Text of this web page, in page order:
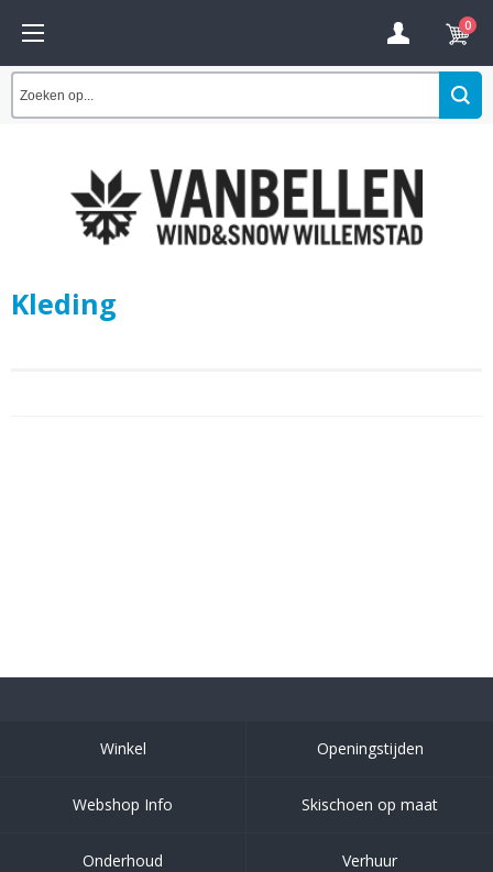
0
Kleding
Winkel Openingstijden
Webshop Info Skischoen op maat
Onderhoud Verhuur